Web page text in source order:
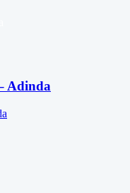
Adinda